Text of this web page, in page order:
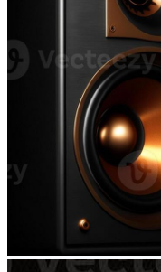
Redaktionelle